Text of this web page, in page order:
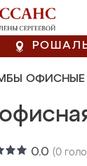
ОФИСНЫЕ
0.0 (0